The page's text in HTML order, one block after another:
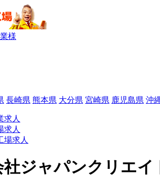
様
長崎県 熊本県 大分県 宮崎県 鹿児島県 沖
求人
求人
場求人
ジャパンクリエイ